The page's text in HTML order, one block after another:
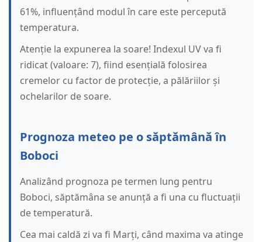
61%, influențând modul în care este percepută
temperatura.
Atenție la expunerea la soare! Indexul UV va fi
ridicat (valoare: 7), fiind esențială folosirea
cremelor cu factor de protecție, a pălăriilor și
ochelarilor de soare.
Prognoza meteo pe o săptămână în
Boboci
Analizând prognoza pe termen lung pentru
Boboci, săptămâna se anunță a fi una cu fluctuații
de temperatură.
Cea mai caldă zi va fi Marți, când maxima va atinge